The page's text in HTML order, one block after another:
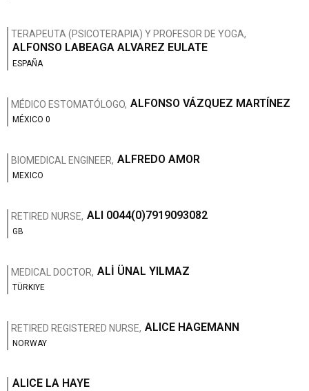
TERAPEUTA (PSICOTERAPIA) Y PROFESOR DE YOGA,
ALFONSO LABEAGA ALVAREZ EULATE
ESPAÑA
MÉDICO ESTOMATÓLOGO, ALFONSO VÁZQUEZ MARTÍNEZ
MÉXICO 0
BIOMEDICAL ENGINEER, ALFREDO AMOR
MEXICO
RETIRED NURSE, ALI 0044(0)7919093082
GB
MEDICAL DOCTOR, ALİ ÜNAL YILMAZ
TÜRKIYE
RETIRED REGISTERED NURSE, ALICE HAGEMANN
NORWAY
ALICE LA HAYE